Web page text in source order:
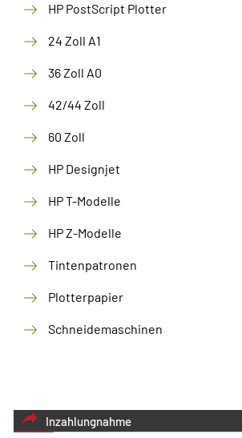
HP PostScript Plotter
24 Zoll A1
36 Zoll A0
42/44 Zoll
60 Zoll
HP Designjet
HP T-Modelle
HP Z-Modelle
Tintenpatronen
Plotterpapier
Schneidemaschinen
Inzahlungnahme